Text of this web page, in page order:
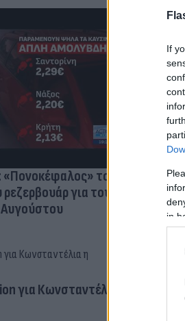
If
in
«Πονοκέφαλος» το
για τους
της
για Κωνσταντέλια
Ο